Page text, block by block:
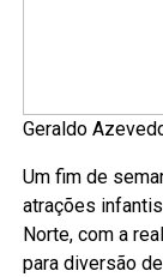
Geraldo
Um fim de
atrações
Norte, com a
para diversão